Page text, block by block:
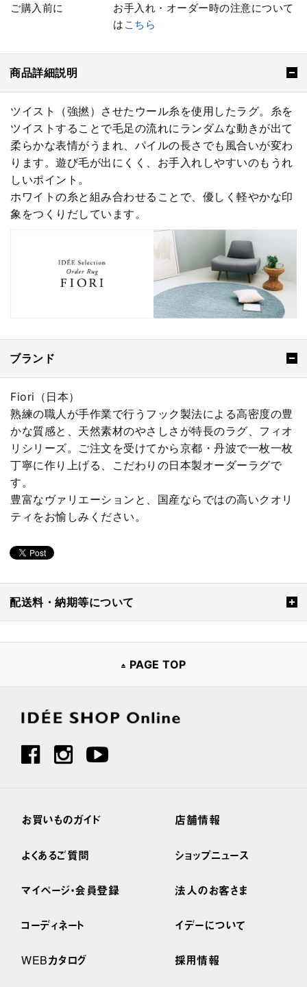
ご購入前に
お手入れ・オーダー時の注意について
は こちら
商品詳細説明
ツイスト（強撚）させたウール糸を使用したラグ。糸を
ツイストすることで毛足の流れにランダムな動きが出て
柔らかな表情がうまれ、パイルの長さでも風合いが変わ
ります。遊び毛が出にくく、お手入れしやすいのもうれ
しいポイント。
ホワイトの糸と組み合わせることで、優しく軽やかな印
象をつくりだしています。
ブランド
Fiori（日本）
熟練の職人が手作業で行うフック製法による高密度の豊
かな質感と、天然素材のやさしさが特長のラグ、フィオ
リシリーズ。ご注文を受けてから京都・丹波で一枚一枚
丁寧に作り上げる、こだわりの日本製オーダーラグで
す。
豊富なヴァリエーションと、国産ならではの高いクオリ
ティをお愉しみください。
配送料・納期等について
PAGE TOP
お買いものガイド
よくあるご質問
マイページ・会員登録
コーディネート
WEBカタログ
店舗情報
ショップニュース
法人のお客さま
イデーについて
採用情報